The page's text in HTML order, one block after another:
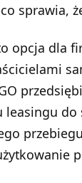
sprawia,
opcja dla
do